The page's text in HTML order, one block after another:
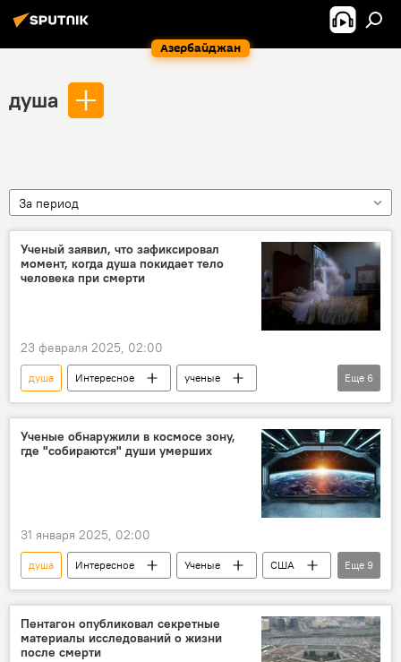
Азербайджан
душа
За период
Ученый заявил, что зафиксировал
момент, когда душа покидает тело
человека при смерти
23 февраля 2025, 02:00
душа Интересное
ученые
ЖИЗНЬ
Смерть
умирает
Человек
организм Тело
Еще 6
Ученые обнаружили в космосе зону,
где "собираются" души умерших
31 января 2025, 02:00
душа Интересное Ученые
США
умершие
звездное скопление
Смерть
зона
священник
Секта
Сознание
Еще 9
Пентагон опубликовал секретные
материалы исследований о жизни
после смерти